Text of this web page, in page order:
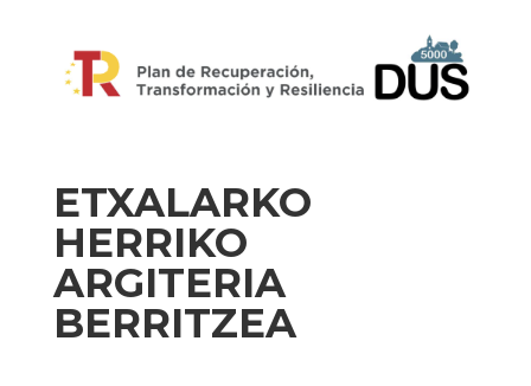
ETXALARKO
HERRIKO
ARGITERIA
BERRITZEA